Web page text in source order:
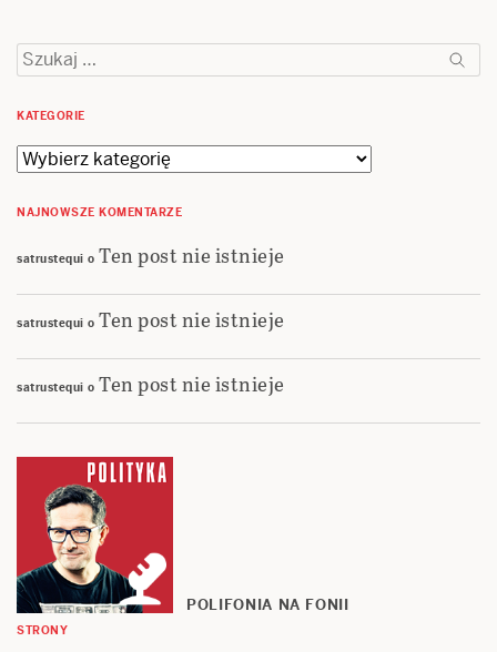
Szukaj:
KATEGORIE
Kategorie
NAJNOWSZE KOMENTARZE
satrustequi o Ten post nie istnieje
satrustequi o Ten post nie istnieje
satrustequi o Ten post nie istnieje
POLIFONIA NA FONII
STRONY